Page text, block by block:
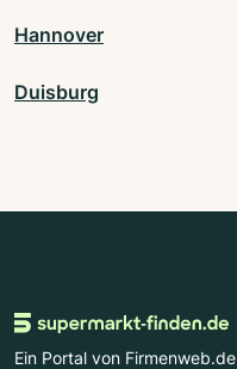
Hannover
Duisburg
Ein Portal von Firmenweb.de